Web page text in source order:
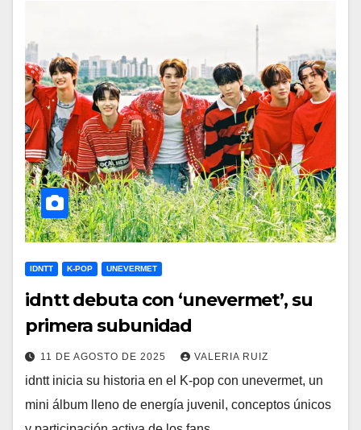
IDNTT K-POP UNEVERMET
idntt debuta con ‘unevermet’, su
primera subunidad
11 DE AGOSTO DE 2025 VALERIA RUIZ
idntt inicia su historia en el K-pop con unevermet, un
mini álbum lleno de energía juvenil, conceptos únicos